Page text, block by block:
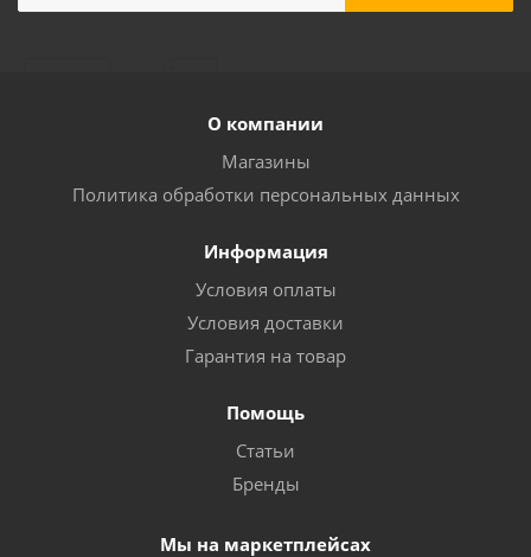
О компании
Магазины
Политика обработки персональных данных
Информация
Условия оплаты
Условия доставки
Гарантия на товар
Помощь
Статьи
Бренды
Мы на маркетплейсах